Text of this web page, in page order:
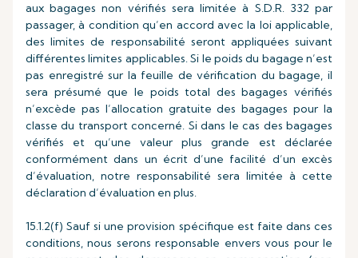
aux bagages non vérifiés sera limitée à S.D.R. 332 par
passager, à condition qu’en accord avec la loi applicable,
des limites de responsabilité seront appliquées suivant
différentes limites applicables. Si le poids du bagage n’est
pas enregistré sur la feuille de vérification du bagage, il
sera présumé que le poids total des bagages vérifiés
n’excède pas l’allocation gratuite des bagages pour la
classe du transport concerné. Si dans le cas des bagages
vérifiés et qu’une valeur plus grande est déclarée
conformément dans un écrit d’une facilité d’un excès
d’évaluation, notre responsabilité sera limitée à cette
déclaration d’évaluation en plus.
15.1.2(f) Sauf si une provision spécifique est faite dans ces
conditions, nous serons responsable envers vous pour le